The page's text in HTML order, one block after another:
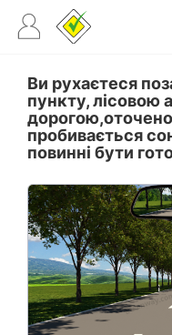
Ви рухаєтеся
пункту, лісовою
пробивається
повинні бути